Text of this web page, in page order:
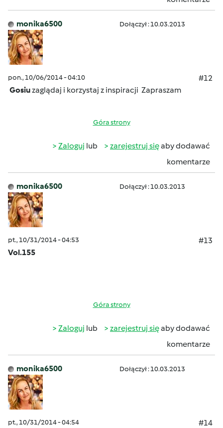
monika6500 Dołączył : 10.03.2013
pon., 10/06/2014 - 04:10
#12
Gosiuzaglądaj i korzystaj z inspiracji Zapraszam
Góra strony
Zaloguj lub zarejestruj sięaby dodawać
komentarze
monika6500 Dołączył : 10.03.2013
pt., 10/31/2014 - 04:53
#13
Vol.155
Góra strony
Zaloguj lub zarejestruj sięaby dodawać
komentarze
monika6500 Dołączył : 10.03.2013
pt., 10/31/2014 - 04:54
#14